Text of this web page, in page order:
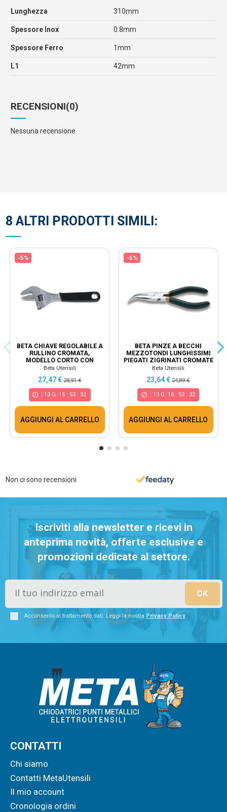
Lunghezza 310mm
Spessore Inox 0.8mm
Spessore Ferro 1mm
L1 42mm
RECENSIONI(0)
Nessuna recensione
8 ALTRI PRODOTTI SIMILI:
-5%
BETA CHIAVE REGOLABILE A
RULLINO CROMATA,
MODELLO CORTO CON
APERTURA MAGGIORATA
Beta Utensili
27,47 € 28,91 €
13 G. 15 : 53 : 31
AGGIUNGI AL CARRELLO
-5%
BETA PINZE A BECCHI
MEZZOTONDI LUNGHISSIMI
PIEGATI ZIGRINATI CROMATE
MANICI RICOPERTI...
Beta Utensili
23,64 €24,89 €
13G. 15: 53: 31
AGGIUNGI AL CARRELLO
Non ci sono recensioni
Iscriviti alla newsletter e ricevi in
anteprima novità, offerte esclusive e
promozioni dedicate al settore.
Acconsento al trattamento dati. Leggi la nostraPrivacy Policy
CONTATTI
Chi siamo
Contatti MetaUtensili
Il mio account
Cronologia ordini